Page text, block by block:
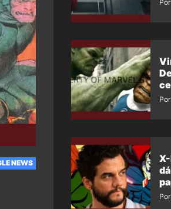
NEWS
e